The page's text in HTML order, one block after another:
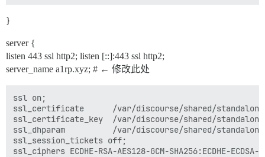
}
server {
listen 443 ssl http2; listen [::]:443 ssl http2;
server_name a1rp.xyz; # ← 修改此处
ssl on;
ssl_certificate      /var/discourse/shared/
ssl_certificate_key  /var/discourse/shared/
ssl_dhparam          /var/discourse/shared/standalone/
ssl_session_tickets off;
ssl_ciphers ECDHE-RSA-AES128-GCM-SHA256:ECDHE-ECDSA-